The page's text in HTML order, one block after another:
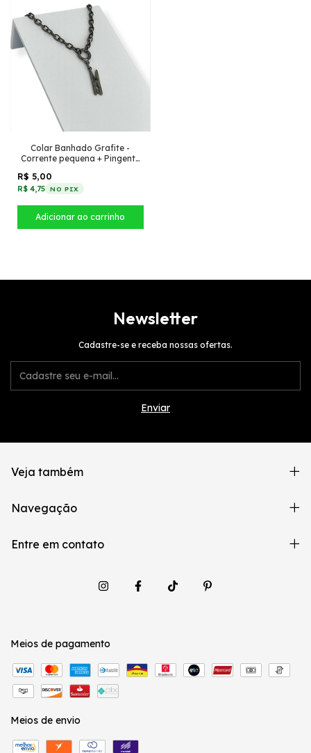
Colar Banhado Grafite -
Corrente pequena + Pingente
R$ 5,00
R$ 4,75 NO PIX
Newsletter
Cadastre-se e receba nossas ofertas.
Veja também
Navegação
Entre em contato
Meios de pagamento
Meios de envio